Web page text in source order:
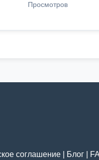
Просмотров
соглашение Блог